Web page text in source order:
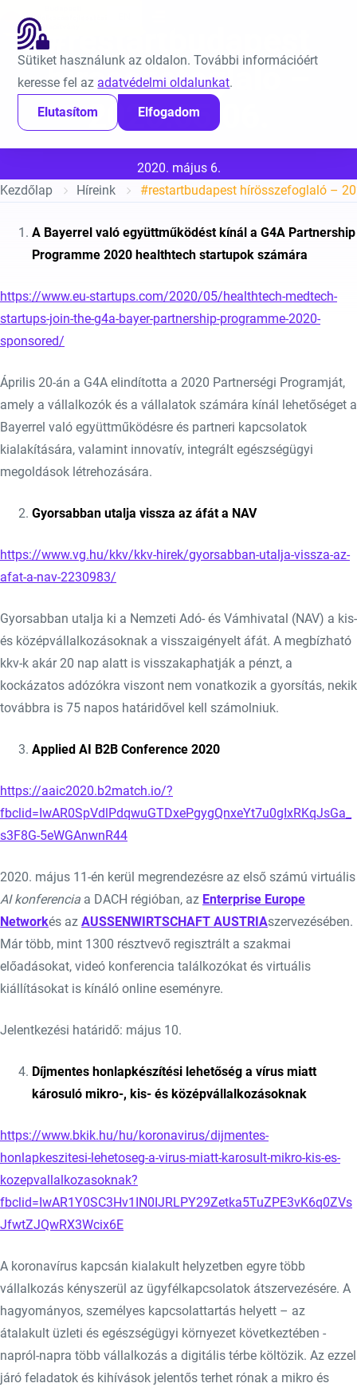
Sütiket használunk az oldalon. További információért
keresse fel az adatvédelmi oldalunkat.
Elutasítom
Elfogadom
Ugrás a tartalomra
#restartbudapest
hírösszefoglaló –
2020.05.06.
Közzétéve:
2020. május 6.
Kezdőlap
Híreink #restartbudapest hírösszefoglaló –
A Bayerrel való együttműködést kínál a G4A Partnership
Programme 2020 healthtech startupok számára
https://www.eu-startups.com/2020/05/healthtech-medtech-
startups-join-the-g4a-bayer-partnership-programme-2020-
sponsored/
Április 20-án a G4A elindította a 2020 Partnerségi Programját,
amely a vállalkozók és a vállalatok számára kínál lehetőséget a
Bayerrel való együttműködésre és partneri kapcsolatok
kialakítására, valamint innovatív, integrált egészségügyi
megoldások létrehozására.
Gyorsabban utalja vissza az áfát a NAV
https://www.vg.hu/kkv/kkv-hirek/gyorsabban-utalja-vissza-az-
afat-a-nav-2230983/
Gyorsabban utalja ki a Nemzeti Adó- és Vámhivatal (NAV) a kis-
és középvállalkozásoknak a visszaigényelt áfát. A megbízható
kkv-k akár 20 nap alatt is visszakaphatják a pénzt, a
kockázatos adózókra viszont nem vonatkozik a gyorsítás, nekik
továbbra is 75 napos határidővel kell számolniuk.
Applied AI B2B Conference 2020
https://aaic2020.b2match.io/?
fbclid=IwAR0SpVdlPdqwuGTDxePgygQnxeYt7u0gIxRKqJsGa_
s3F8G-5eWGAnwnR44
2020. május 11-én kerül megrendezésre az első számú virtuális
AI konferencia a DACH régióban, az Enterprise Europe
Networkés az AUSSENWIRTSCHAFT AUSTRIAszervezésében.
Már több, mint 1300 résztvevő regisztrált a szakmai
előadásokat, videó konferencia találkozókat és virtuális
kiállításokat is kínáló online eseményre.
Jelentkezési határidő: május 10.
Díjmentes honlapkészítési lehetőség a vírus miatt
károsuló mikro-, kis- és középvállalkozásoknak
https://www.bkik.hu/hu/koronavirus/dijmentes-
honlapkeszitesi-lehetoseg-a-virus-miatt-karosult-mikro-kis-es-
kozepvallalkozasoknak?
fbclid=IwAR1Y0SC3Hv1IN0IJRLPY29Zetka5TuZPE3vK6q0ZVs
JfwtZJQwRX3Wcix6E
A koronavírus kapcsán kialakult helyzetben egyre több
vállalkozás kényszerül az ügyfélkapcsolatok átszervezésére. A
hagyományos, személyes kapcsolattartás helyett – az
átalakult üzleti és egészségügyi környezet következtében -
napról-napra több vállalkozás a digitális térbe költözik. Az ezzel
járó feladatok és kihívások jelentős terhet rónak a mikro és